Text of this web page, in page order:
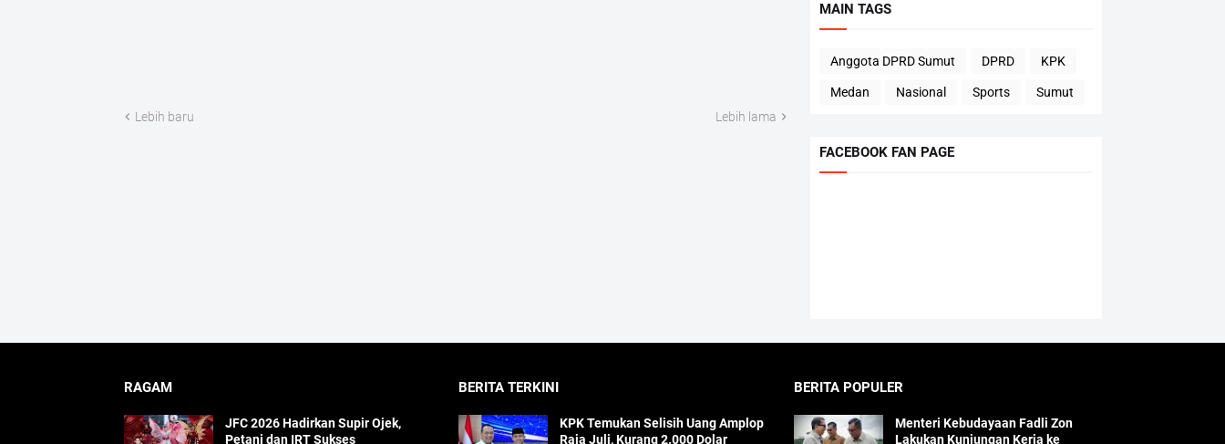
Lebih baru Lebih lama
MAIN TAGS
Anggota DPRD Sumut DPRD KPK
Medan Nasional Sports Sumut
FACEBOOK FAN PAGE
RAGAM
JFC 2026 Hadirkan Supir Ojek,
Petani dan IRT Sukses
BERITA TERKINI
KPK Temukan Selisih Uang Amplop
Raja Juli, Kurang 2.000 Dolar
BERITA POPULER
Menteri Kebudayaan Fadli Zon
Lakukan Kunjungan Kerja ke